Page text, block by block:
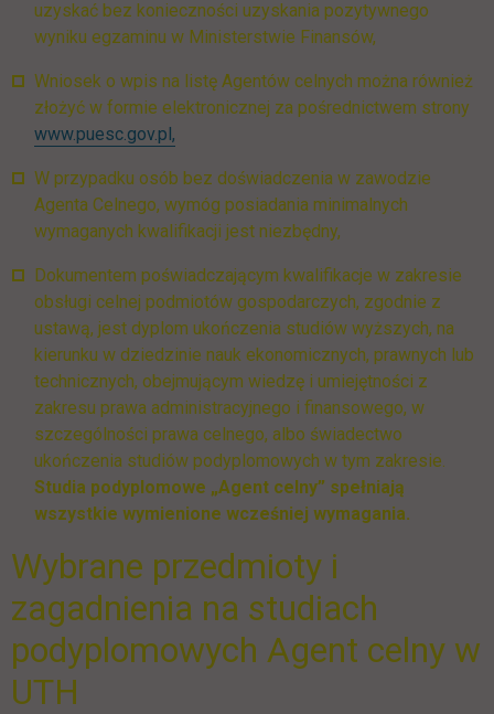
uzyskać bez konieczności uzyskania pozytywnego
wyniku egzaminu w Ministerstwie Finansów,
Wniosek o wpis na listę Agentów celnych można również
złożyć w formie elektronicznej za pośrednictwem strony
www.puesc.gov.pl,
W przypadku osób bez doświadczenia w zawodzie
Agenta Celnego, wymóg posiadania minimalnych
wymaganych kwalifikacji jest niezbędny,
Dokumentem poświadczającym kwalifikacje w zakresie
obsługi celnej podmiotów gospodarczych, zgodnie z
ustawą, jest dyplom ukończenia studiów wyższych, na
kierunku w dziedzinie nauk ekonomicznych, prawnych lub
technicznych, obejmującym wiedzę i umiejętności z
zakresu prawa administracyjnego i finansowego, w
szczególności prawa celnego, albo świadectwo
ukończenia studiów podyplomowych w tym zakresie.
Studia podyplomowe „Agent celny” spełniają
wszystkie wymienione wcześniej wymagania.
Wybrane przedmioty i
zagadnienia na studiach
podyplomowych Agent celny w
UTH